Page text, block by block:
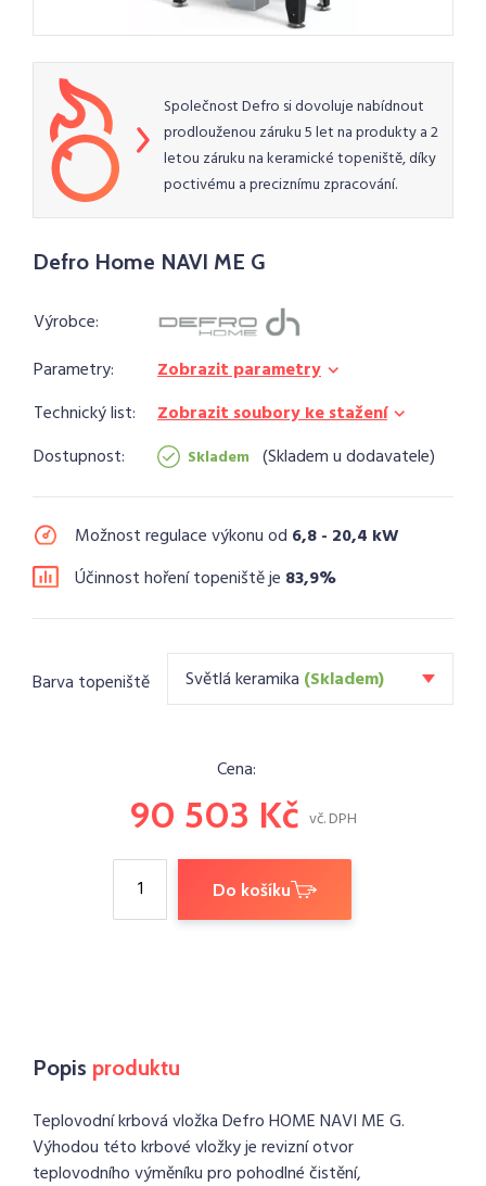
Společnost Defro si dovoluje nabídnout
prodlouženou záruku 5 let na produkty a 2
letou záruku na keramické topeniště, díky
poctivému a preciznímu zpracování.
Defro Home NAVI ME G
Výrobce:
Parametry:
Zobrazit parametry
Technický list:
Zobrazit soubory ke stažení
Dostupnost:
Skladem Skladem u dodavatele
Možnost regulace výkonu od 6,8 - 20,4 kW
Účinnost hoření topeniště je 83,9%
Barva topeniště Světlá keramika (Skladem)
Cena:
90 503 Kč vč. DPH
Do košíku
Popis produktu
Teplovodní krbová vložka Defro HOME NAVI ME G.
Výhodou této krbové vložky je revizní otvor
teplovodního výměníku pro pohodlné čistění,